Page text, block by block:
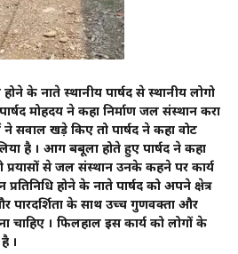
के नाते स्थानीय पार्षद से स्थानीय लोगो
मोहदय ने कहा निर्माण जल संस्थान करा
ने सवाल खड़े किए तो पार्षद ने कहा वोट
है । आग बबूला होते हुए पार्षद ने कहा
से जल संस्थान उनके कहने पर कार्य
होने के नाते पार्षद को अपने क्षेत्र
पारदर्शिता के साथ उच्च गुणवक्ता और
चाहिए । फिलहाल इस कार्य को लोगों के
।